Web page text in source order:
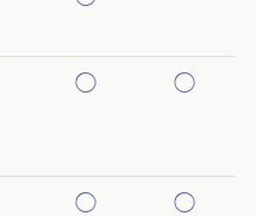
◯ ◯
◯ ◯